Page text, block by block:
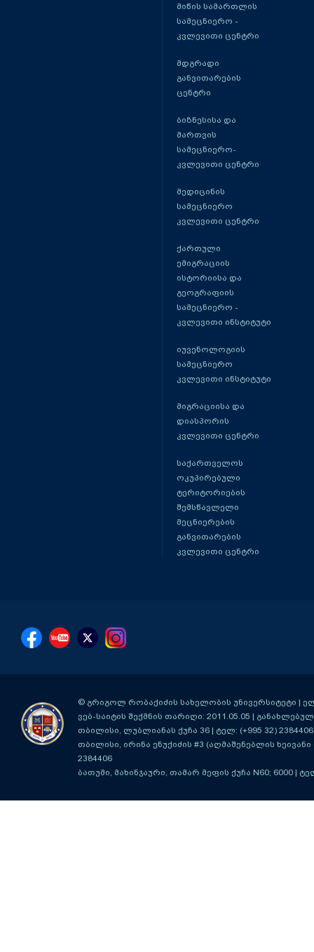
მიწის სამართლის
სამეცნიერო -
კვლევითი ცენტრი
მდგრადი
განვითარების
ცენტრი
ბიზნესისა და
მართვის
სამეცნიერო-
კვლევითი ცენტრი
მედიცინის
სამეცნიერო
კვლევითი ცენტრი
ქართული
ემიგრაციის
ისტორიისა და
გეოგრაფიის
სამეცნიერო -
კვლევითი ინსტიტუტი
იუვენოლოგიის
სამეცნიერო
კვლევითი ინსტიტუტი
მიგრაციისა და
დიასპორის
კვლევითი ცენტრი
საქართველოს
ოკუპირებული
ტერიტორიების
შემსწავლელი
მეცნიერების
განვითარების
კვლევითი ცენტრი
© გრიგოლ რობაქიძის სახელობის უნივერსიტეტი |
ვებ-საიტის შექმნის თარიღი: 2011.05.05 |
თბილისი, ლუბლიანას ქუჩა 36 | ტელ: (+995 32)
თბილისი, ირინა ენუქიძის #3 (აღმაშენებლის ხეივანი
2384406
ბათუმი, მახინჯაური, თამარ მეფის ქუჩა N60; 6000 |